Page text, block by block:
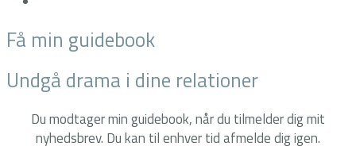
Få min guidebook
Undgå drama i dine relationer
Du modtager min guidebook,når du tilmelder dig mit
nyhedsbrev. Du kan til enhver tid afmelde dig igen.